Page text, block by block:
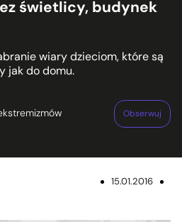
świetlicy, budynek
wiary dzieciom, które są
jak do domu.
Obserwuj
15.01.2016